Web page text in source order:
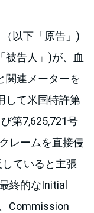
以下「原告」)
被告人」)が、血
関連メーターを
して米国特許第
第7,625,721号
レームを直接侵
ていると主張
終的なInitial
Commission